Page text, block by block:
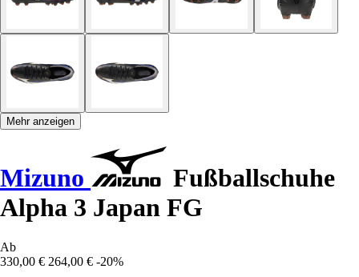
Mehr anzeigen
Mizuno
Fußballschuhe
Alpha 3 Japan FG
Ab
330,00 € 264,00 € -20%